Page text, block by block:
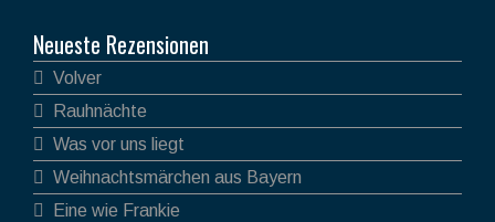
Neueste Rezensionen
Volver
Rauhnächte
Was vor uns liegt
Weihnachtsmärchen aus Bayern
Eine wie Frankie